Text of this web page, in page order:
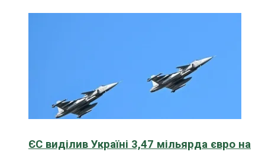
ЄС виділив Україні 3,47 мільярда євро на